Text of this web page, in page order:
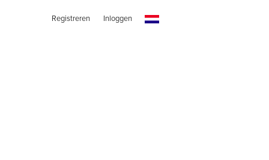
Registreren Inloggen